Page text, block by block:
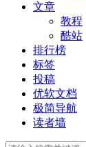
文章
教程
酷站
排行榜
标签
投稿
优软文档
极简导航
读者墙